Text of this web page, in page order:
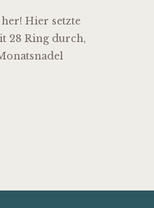
Hier setzte
28 Ring durch,